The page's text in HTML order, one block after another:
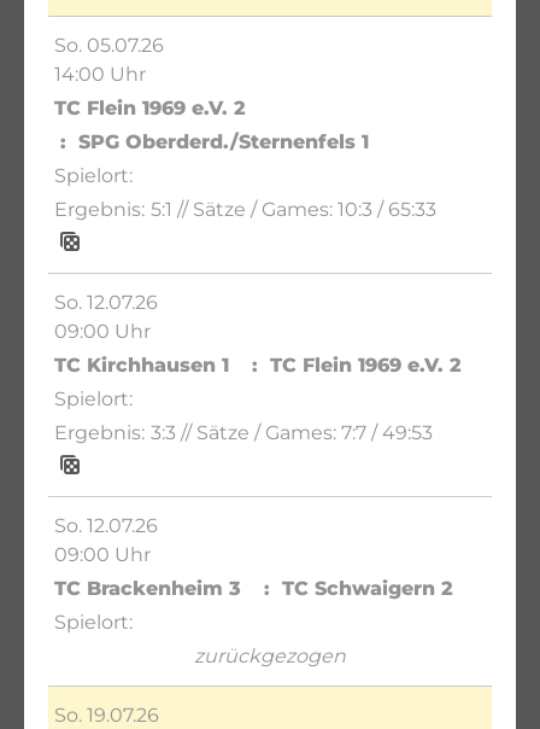
So. 05.07.26
14:00 Uhr
TC Flein 1969 e.V. 2
SPG Oberderd./Sternenfels 1
5:1 // Sätze / Games: 10:3 / 65:33
So. 12.07.26
09:00 Uhr
TC Kirchhausen 1
TC Flein 1969 e.V. 2
3:3 // Sätze / Games: 7:7 / 49:53
So. 12.07.26
09:00 Uhr
TC Brackenheim 3
TC Schwaigern 2
zurückgezogen
So. 19.07.26